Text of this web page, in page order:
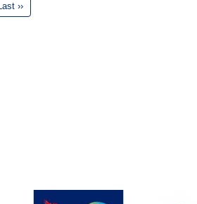
››